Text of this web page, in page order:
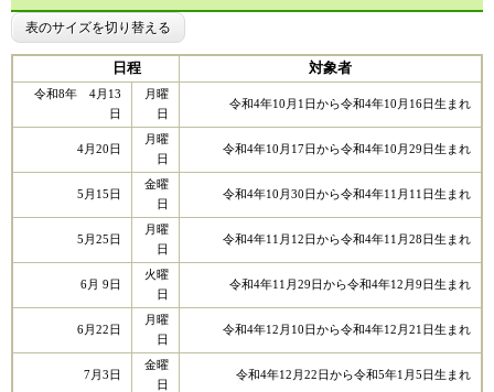
表のサイズを切り替える
日程 対象者
令和8年 4月13
日
月曜
日
令和4年10月1日から令和4年10月16日生まれ
4月20日
月曜
日
令和4年10月17日から令和4年10月29日生まれ
5月15日
金曜
日
令和4年10月30日から令和4年11月11日生まれ
5月25日
月曜
日
令和4年11月12日から令和4年11月28日生まれ
6月 9日
火曜
日
令和4年11月29日から令和4年12月9日生まれ
6月22日
月曜
日
令和4年12月10日から令和4年12月21日生まれ
7月3日
金曜
日
令和4年12月22日から令和5年1月5日生まれ